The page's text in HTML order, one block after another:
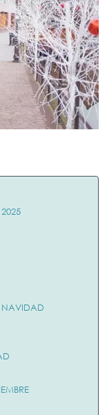
NAVIDAD